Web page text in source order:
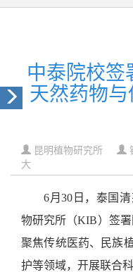
中泰院校签
天然药物
昆明植物研究所
大
6月30日，泰国
物研究所（KIB）签署
聚焦传统医药、民族
护等领域，开展联合